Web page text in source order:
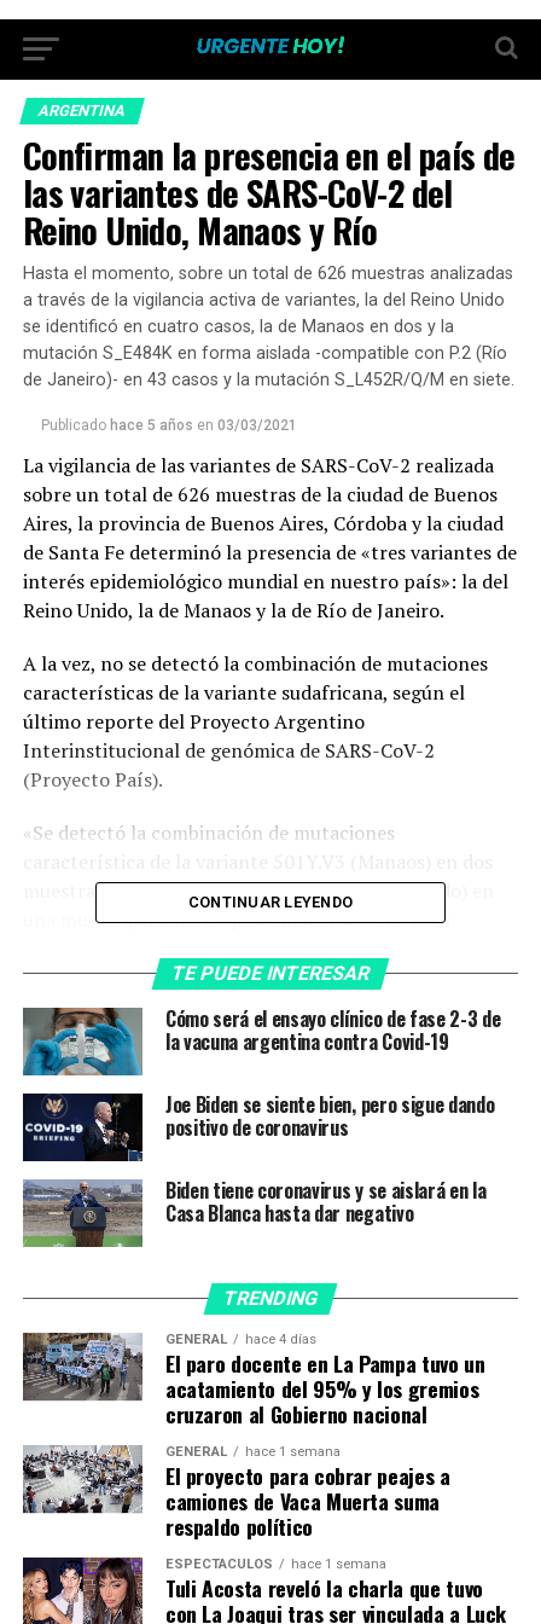
ARGENTINA
Confirman la presencia en el país de
las variantes de SARS-CoV-2 del
Reino Unido, Manaos y Río
Hasta el momento, sobre un total de 626 muestras analizadas
a través de la vigilancia activa de variantes, la del Reino Unido
se identificó en cuatro casos, la de Manaos en dos y la
mutación S_E484K en forma aislada -compatible con P.2 (Río
de Janeiro)- en 43 casos y la mutación S_L452R/Q/M en siete.
Publicado hace 5 años en 03/03/2021
La vigilancia de las variantes de SARS-CoV-2 realizada
sobre un total de 626 muestras de la ciudad de Buenos
Aires, la provincia de Buenos Aires, Córdoba y la ciudad
de Santa Fe determinó la presencia de «tres variantes de
interés epidemiológico mundial en nuestro país»: la del
Reino Unido, la de Manaos y la de Río de Janeiro.
A la vez, no se detectó la combinación de mutaciones
características de la variante sudafricana, según el
último reporte del Proyecto Argentino
Interinstitucional de genómica de SARS-CoV-2
(Proyecto País).
«Se detectó la combinación de mutaciones
muestras, y la de la variante 501Y.V1 (Reino Unido) en
una muestra, mientras que también se detectó la
de Janeiro)- en 15 muestras y la mutación S_E484Q en
un caso», se indicó en el resumen.
También se precisó que en uno de los casos que
presentó la variante de Manaos tuvo antecedente de
viaje a Pipa, Brasil, y el otro habría sido contacto de otro
viajero, también procedente de Brasil.
En cambio, el caso de la variante del Reino Unido «habría
sido adquirido en la comunidad», estimaron los
Nuevo reporte: se
detectaron en CABA y
Provincia de Buenos Aires
variantes de SARS-CoV-2
provenientes de Manaos,
Reino Unido y Río de
Janeiro, mientras que la de
Sudáfrica aún no.
CONTINUAR LEYENDO
TE PUEDE INTERESAR
Cómo será el ensayo clínico de fase 2-3 de
la vacuna argentina contra Covid-19
Joe Biden se siente bien, pero sigue dando
positivo de coronavirus
Biden tiene coronavirus y se aislará en la
Casa Blanca hasta dar negativo
TRENDING
GENERAL hace 4 días
El paro docente en La Pampa tuvo un
acatamiento del 95% y los gremios
cruzaron al Gobierno nacional
GENERAL hace 1 semana
El proyecto para cobrar peajes a
camiones de Vaca Muerta suma
respaldo político
ESPECTÁCULOS hace 1 semana
Tuli Acosta reveló la charla que tuvo
con La Joaqui tras ser vinculada a Luck